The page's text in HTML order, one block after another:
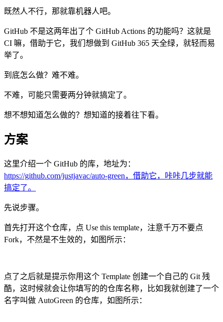
既然人不行，那就靠机器人吧。
GitHub 不是这两年出了个 GitHub Actions 的功能吗？这就是
CI 嘛，借助于它，我们想做到 GitHub 365 天全绿，就轻而易
举了。
到底怎么做？难不难。
不难，可能只需要两分钟就搞定了。
想不想知道怎么做的？想知道的接着往下看。
方案
这里介绍一个 GitHub 的库，地址为：
https://github.com/justjavac/auto-green，借助它，咔咔几步就能
搞定了。
先说步骤。
首先打开这个仓库，点 Use this template，注意千万不要点
Fork，不然是不生效的，如图所示：
点了之后就是提示你用这个 Template 创建一个自己的 Git 残
酷，这时候就会让你填写的的仓库名称，比如我就创建了一个
名字叫做 AutoGreen 的仓库，如图所示：